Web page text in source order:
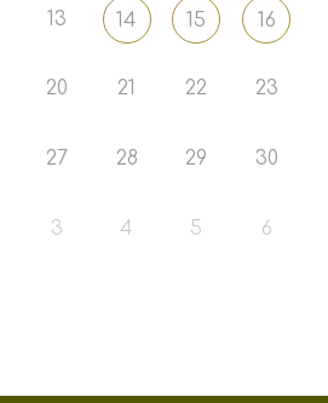
13 14 15 16
20 21 22 23
27 28 29 30
3 4 5 6